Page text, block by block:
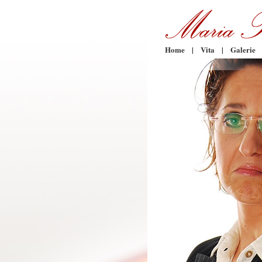
Home | Vita | Galerie